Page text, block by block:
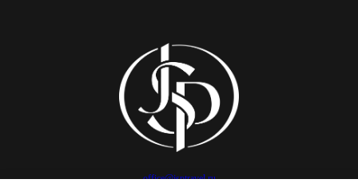
office@jsptravel.ru